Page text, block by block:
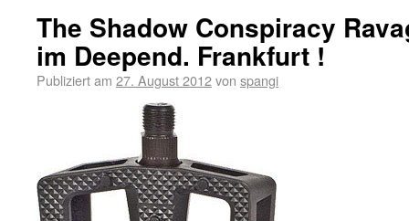
The Shadow Conspiracy
im Deepend. Frankfurt !
Publiziert am 27. August 2012von spangi